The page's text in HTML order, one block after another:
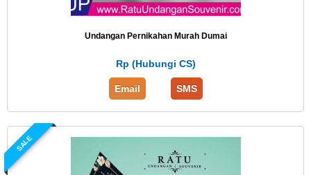
Undangan Pernikahan Murah Dumai
Rp (Hubungi CS)
Email SMS
SALE